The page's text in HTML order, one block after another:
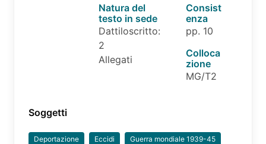
Natura del
testo in sede
Dattiloscritto:
2
Allegati
Consist
enza
pp. 10
Colloca
zione
MG/T2
Soggetti
Deportazione Eccidi Guerra mondiale 1939-45